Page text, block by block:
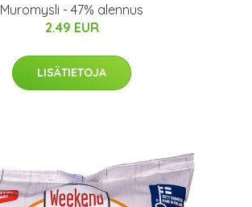
Muromysli - 47% alennus
2.49 EUR
LISÄTIETOJA